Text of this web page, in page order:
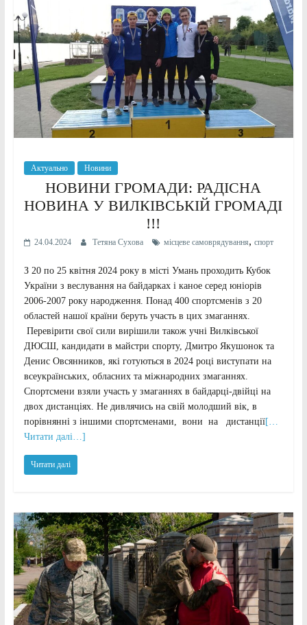
Актуально Новини
НОВИНИ ГРОМАДИ: РАДІСНА
НОВИНА У ВИЛКІВСЬКІЙ ГРОМАДІ
!!!
24.04.2024 Тетяна Сухова місцеве самоврядування, спорт
З 20 по 25 квітня 2024 року в місті Умань проходить Кубок
України з веслування на байдарках і каное серед юніорів
2006-2007 року народження. Понад 400 спортсменів з 20
областей нашої країни беруть участь в цих змаганнях.
Перевірити свої сили вирішили також учні Вилківської
ДЮСШ, кандидати в майстри спорту, Дмитро Якушонок та
Денис Овсянников, які готуються в 2024 році виступати на
всеукраїнських, обласних та міжнародних змаганнях.
Спортсмени взяли участь у змаганнях в байдарці-двійці на
двох дистанціях. Не дивлячись на свій молодший вік, в
порівнянні з іншими спортсменами, вони на дистанції[…
Читати далі…]
Читати далі